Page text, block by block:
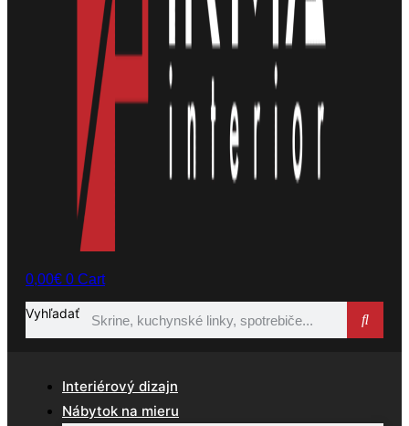
0,00€ 0 Cart
Vyhľadať
Interiérový dizajn
Nábytok na mieru